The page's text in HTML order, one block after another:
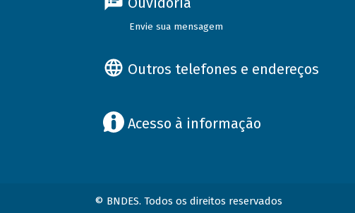
Envie sua mensagem
Outros telefones e endereços
Acesso à informação
© BNDES. Todos os direitos reservados